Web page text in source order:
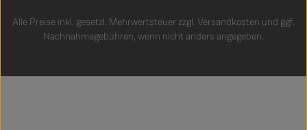
Alle Preise inkl. gesetzl. Mehrwertsteuer zzgl. Versandkosten und ggf.
Nachnahmegebühren, wenn nicht anders angegeben.